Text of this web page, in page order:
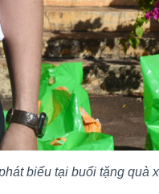
biểu tại buổi tặng quà